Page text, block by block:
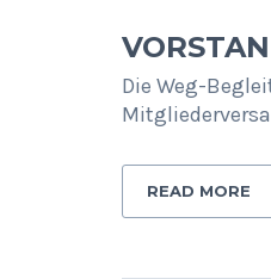
Die Weg-
READ MORE